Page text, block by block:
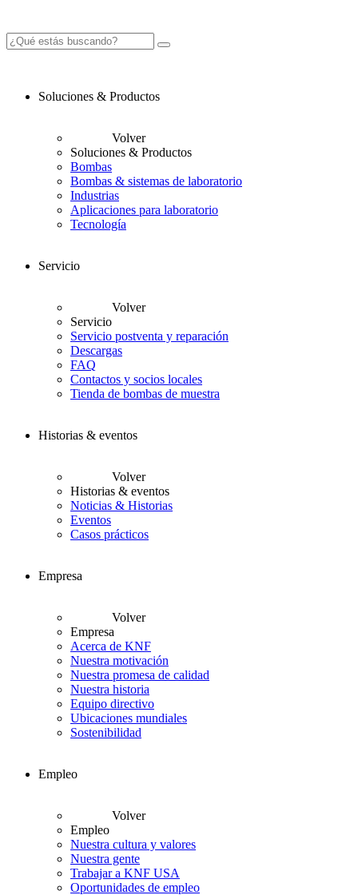
Soluciones & Productos
Volver
Soluciones & Productos
Bombas
Bombas & sistemas de laboratorio
Industrias
Aplicaciones para laboratorio
Tecnología
Servicio
Volver
Servicio
Servicio postventa y reparación
Descargas
FAQ
Contactos y socios locales
Tienda de bombas de muestra
Historias & eventos
Volver
Historias & eventos
Noticias & Historias
Eventos
Casos prácticos
Empresa
Volver
Empresa
Acerca de KNF
Nuestra motivación
Nuestra promesa de calidad
Nuestra historia
Equipo directivo
Ubicaciones mundiales
Sostenibilidad
Empleo
Volver
Empleo
Nuestra cultura y valores
Nuestra gente
Trabajar a KNF USA
Oportunidades de empleo